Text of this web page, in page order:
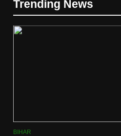
Trending News
BIHAR